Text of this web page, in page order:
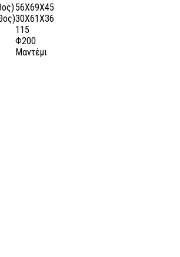
56X69X45
30X61X36
115
Φ200
Μαντέμι